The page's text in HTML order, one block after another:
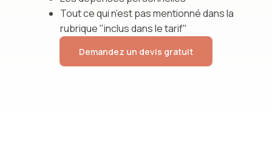
Tout ce qui n’est pas mentionné dans la
rubrique "inclus dans le tarif"
Demandez un devis gratuit